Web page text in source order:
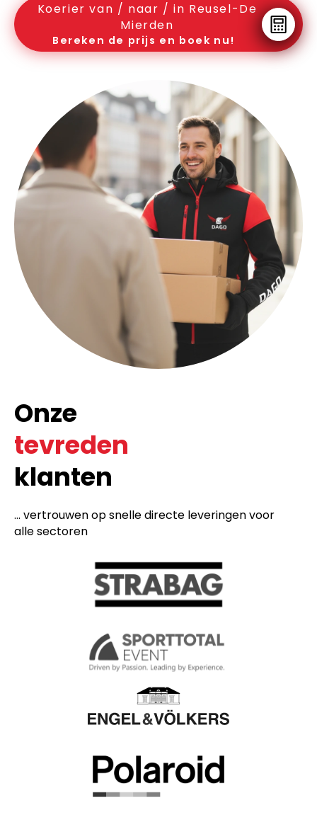
Koerier van / naar / in Reusel-De
Mierden
Bereken de prijs en boek nu!
Onze
tevreden
klanten
... vertrouwen op snelle directe leveringen voor
alle sectoren